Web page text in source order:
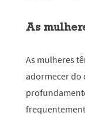
As
As mulheres
adormecer do